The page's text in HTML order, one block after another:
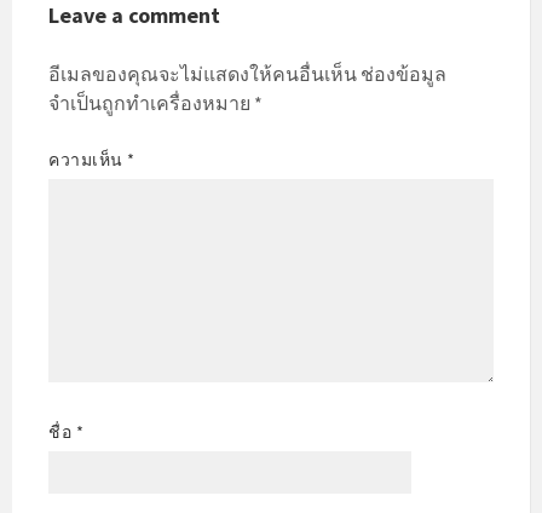
Leave a comment
อีเมลของคุณจะไม่แสดงให้คนอื่นเห็น ช่องข้อมูล
จำเป็นถูกทำเครื่องหมาย *
ความเห็น *
ชื่อ *